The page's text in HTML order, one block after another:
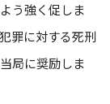
う強く促しま
罪に対する死刑
局に奨励しま